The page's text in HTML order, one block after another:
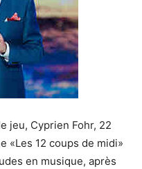
jeu, Cyprien Fohr, 22
«Les 12 coups de midi»
en musique, après